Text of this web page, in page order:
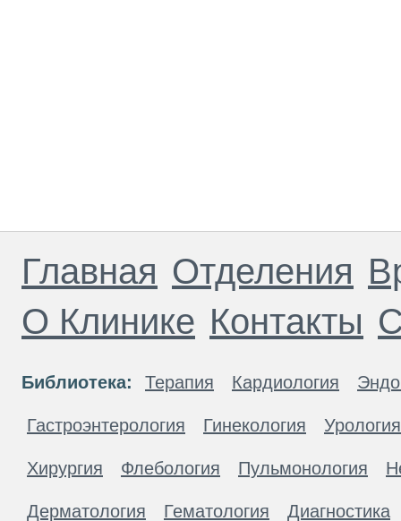
Главная Отделения
О Клинике Контакты
Библиотека: Терапия Кардиология
Гастроэнтерология Гинекология Урология
Хирургия Флебология Пульмонология
Дерматология Гематология Диагностика